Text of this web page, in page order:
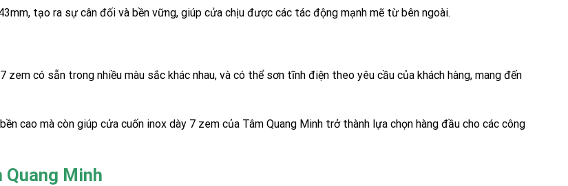
tạo ra sự cân đối và bền vững, giúp cửa chịu được các tác động mạnh mẽ từ bên ngoài.
zem có sẵn trong nhiều màu sắc khác nhau, và có thể sơn tĩnh điện theo yêu cầu của khách hàng, mang đến
cao mà còn giúp cửa cuốn inox dày 7 zem của Tâm Quang Minh trở thành lựa chọn hàng đầu cho các công
Quang Minh